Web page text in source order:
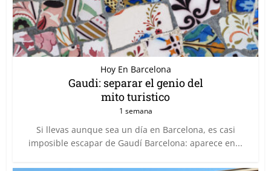
Hoy En Barcelona
Gaudi: separar el genio del
mito turistico
1 semana
Si llevas aunque sea un día en Barcelona, es casi
imposible escapar de Gaudí Barcelona: aparece en...